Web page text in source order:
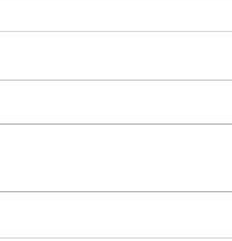
Il nostro meeting: un